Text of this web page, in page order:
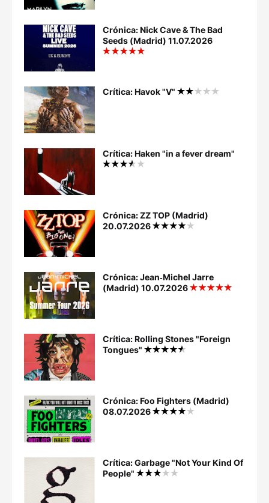
Crónica: Nick Cave & The Bad
Seeds (Madrid) 11.07.2026
Crítica: Havok "V"
Crítica: Haken "in a fever dream"
Crónica: ZZ TOP (Madrid)
20.07.2026
Crónica: Jean‐Michel Jarre
(Madrid) 10.07.2026
Crítica: Rolling Stones "Foreign
Tongues"
Crónica: Foo Fighters (Madrid)
08.07.2026
Crítica: Garbage "Not Your Kind Of
People"